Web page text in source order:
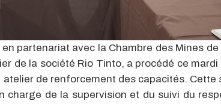
partenariat avec la Chambre des Mines de
de la société Rio Tinto, a procédé ce mardi
atelier de renforcement des capacités. Cette
charge de la supervision et du suivi du